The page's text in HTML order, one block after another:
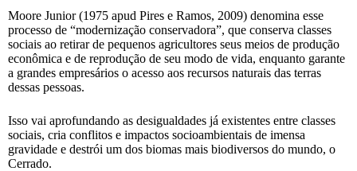
Moore Junior (1975 apud Pires e Ramos, 2009) denomina esse
processo de “modernização conservadora”, que conserva classes
sociais ao retirar de pequenos agricultores seus meios de produção
econômica e de reprodução de seu modo de vida, enquanto garante
a grandes empresários o acesso aos recursos naturais das terras
dessas pessoas.
Isso vai aprofundando as desigualdades já existentes entre classes
sociais, cria conflitos e impactos socioambientais de imensa
gravidade e destrói um dos biomas mais biodiversos do mundo, o
Cerrado.